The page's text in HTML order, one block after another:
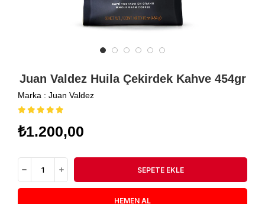
Juan Valdez Huila Çekirdek Kahve 454gr
Marka : Juan Valdez
₺1.200,00